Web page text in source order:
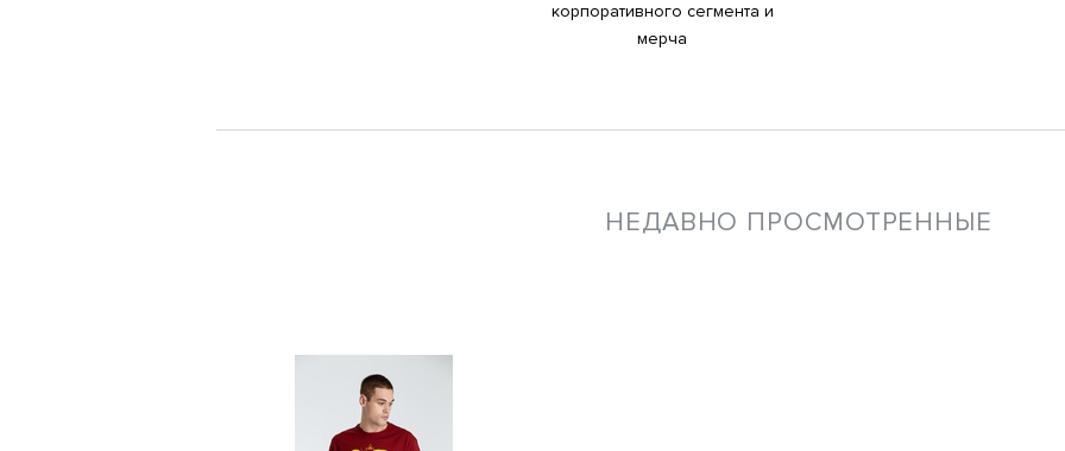
корпоративного сегмента и
мерча
НЕДАВНО ПРОСМОТРЕННЫЕ